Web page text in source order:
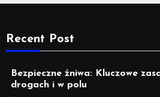
Recent Post
Bezpieczne żniwa: Kluczowe
drogach i w polu